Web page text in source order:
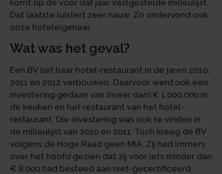
komt op de voor dat jaar vastgestelde milieulijst.
Dat laatste luistert zeer nauw. Zo ondervond ook
onze hoteleigenaar.
Wat was het geval?
Een BV liet haar hotel-restaurant in de jaren 2010,
2011 en 2012 verbouwen. Daarvoor werd ook een
investering gedaan van (meer dan) € 1.000.000 in
de keuken en het restaurant van het hotel-
restaurant. Die investering was ook te vinden in
de milieulijst van 2010 en 2011. Toch kreeg de BV
volgens de Hoge Raad geen MIA. Zij had immers
over het hoofd gezien dat zij voor iets minder dan
€ 8.000 had besteed aan niet-gecertificeerd